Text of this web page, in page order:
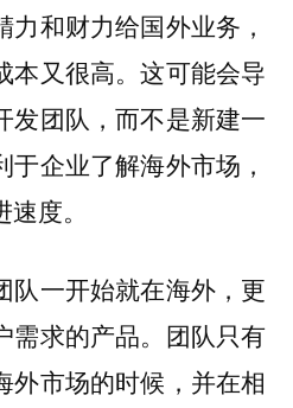
和财力给国外业务，
本又很高。这可能会导
发团队，而不是新建一
企业了解海外市场，
度。
队一开始就在海外，更
需求的产品。团队只有
外市场的时候，并在相